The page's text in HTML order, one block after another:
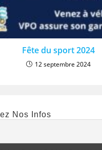
Fête du sport 2024
12 septembre 2024
Nos Infos